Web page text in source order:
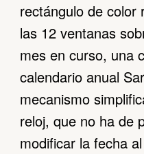
rectángulo de color
las 12 ventanas
mes en curso, una
calendario anual
mecanismo
reloj, que no ha de
modificar la fecha